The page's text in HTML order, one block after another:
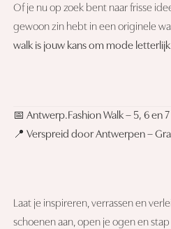
Of je nu op zoek bent naar frisse
gewoon zin hebt in een originele
walk is jouw kans om mode
📅 Antwerp.Fashion Walk – 5, 6 en
📍 Verspreid door Antwerpen –
Laat je inspireren, verrassen en
schoenen aan, open je ogen en